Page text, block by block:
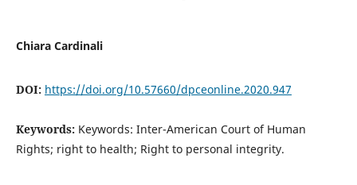
Chiara Cardinali
DOI: https://doi.org/10.57660/dpceonline.2020.947
Keywords: Keywords: Inter-American Court of Human
Rights; right to health; Right to personal integrity.